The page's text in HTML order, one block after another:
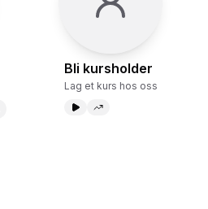
Bli kursholder
Lag et kurs hos oss